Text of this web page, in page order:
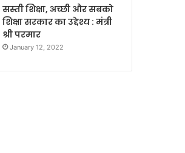
सस्ती शिक्षा, अच्छी और सबको
शिक्षा सरकार का उद्देश्य : मंत्री
श्री परमार
January 12, 2022